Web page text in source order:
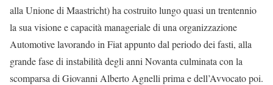
alla Unione di Maastricht) ha costruito lungo quasi un trentennio
la sua visione e capacità manageriale di una organizzazione
Automotive lavorando in Fiat appunto dal periodo dei fasti, alla
grande fase di instabilità degli anni Novanta culminata con la
scomparsa di Giovanni Alberto Agnelli prima e dell’Avvocato poi.